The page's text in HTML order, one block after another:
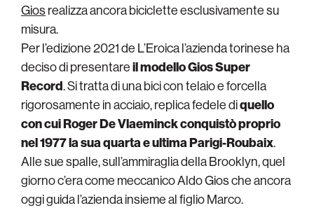
Gios realizza ancora biciclette esclusivamente su
misura.
Per l’edizione 2021 de L’Eroica l’azienda torinese ha
deciso di presentareil modello Gios Super
Record. Si tratta di una bici con telaio e forcella
rigorosamente in acciaio, replica fedele diquello
con cui Roger De Vlaeminck conquistò proprio
nel 1977 la sua quarta e ultima Parigi-Roubaix.
Alle sue spalle, sull’ammiraglia della Brooklyn, quel
giorno c’era come meccanico Aldo Gios che ancora
oggi guida l’azienda insieme al figlio Marco.